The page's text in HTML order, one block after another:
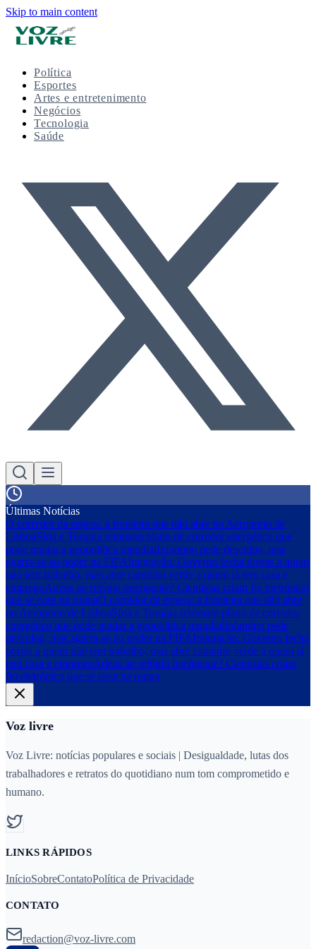
Skip to main content
Política
Esportes
Artes e entretenimento
Negócios
Tecnologia
Saúde
Últimas Notícias
O corredor da espera: a fronteira que não abre no Aeroporto de
LisboaSíria e Turquia retomam plano de corredor energético que
pode mudar a geopolítica mundialInfantino pede desculpa, mas
agarra-se ao poder na FIFAImigração: Governo fecha portas a quem
não tem trabalho, mas abre caminho verde a quem já tem casa e
empregoAdeus ao relógio inteligente? Cientistas criam fio eletrónico
que se cose na roupaO corredor da espera: a fronteira que não abre
no Aeroporto de LisboaSíria e Turquia retomam plano de corredor
energético que pode mudar a geopolítica mundialInfantino pede
desculpa, mas agarra-se ao poder na FIFAImigração: Governo fecha
portas a quem não tem trabalho, mas abre caminho verde a quem já
tem casa e empregoAdeus ao relógio inteligente? Cientistas criam
fio eletrónico que se cose na roupa
Voz livre
Voz Livre: notícias populares e sociais | Desigualdade, lutas dos
trabalhadores e retratos do quotidiano num tom comprometido e
humano.
LINKS RÁPIDOS
InícioSobreContatoPolítica de Privacidade
CONTATO
redaction@voz-livre.com